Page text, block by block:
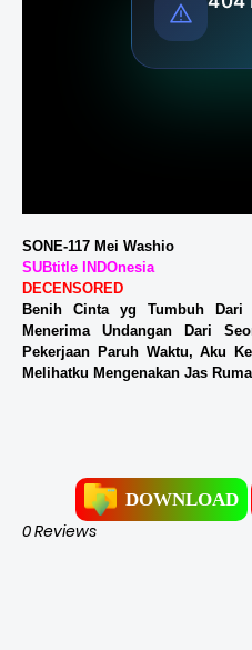
SONE-117 Mei Washio
SUBtitle INDOnesia
DECENSORED
Benih Cinta yg Tumbuh Dari
Menerima Undangan Dari
Pekerjaan Paruh Waktu, Aku
Melihatku Mengenakan Jas
DOWNLOAD
0 Reviews